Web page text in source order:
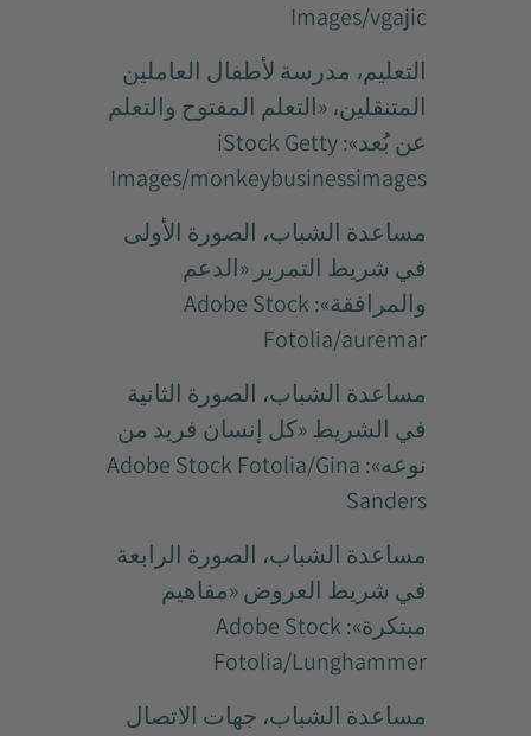
Images/vgajic
التعليم، مدرسة لأطفال العاملين
المتنقلين، «التعلم المفتوح والتعلم
عن بُعد»: iStock Getty
Images/monkeybusinessimages
مساعدة الشباب، الصورة الأولى
في شريط التمرير «الدعم
والمرافقة»: Adobe Stock
Fotolia/auremar
مساعدة الشباب، الصورة الثانية
في الشريط «كل إنسان فريد من
نوعه»: Adobe Stock Fotolia/Gina
Sanders
مساعدة الشباب، الصورة الرابعة
في شريط العروض «مفاهيم
مبتكرة»: Adobe Stock
Fotolia/Lunghammer
مساعدة الشباب، جهات الاتصال